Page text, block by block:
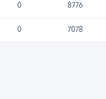
0 8776
0 7078